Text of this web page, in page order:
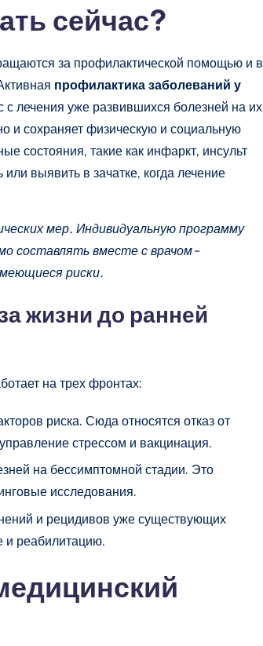
сейчас?
за профилактической помощью и в
профилактика заболеваний у
с лечения уже развившихся болезней на их
и сохраняет физическую и социальную
состояния, такие как инфаркт, инсульт
выявить в зачатке, когда лечение
мер. Индивидуальную программу
составлять вместе с врачом-
риски.
жизни до ранней
на трех фронтах:
риска. Сюда относятся отказ от
стрессом и вакцинация.
на бессимптомной стадии. Это
исследования.
и рецидивов уже существующих
и реабилитацию.